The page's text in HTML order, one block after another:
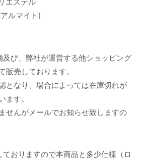
ルマイト)
び、弊社が運営する他ショッピング
販売しております。
となり、場合によっては在庫切れが
ます。
せんがメールでお知らせ致しますの
おりますので本商品と多少仕様（ロ